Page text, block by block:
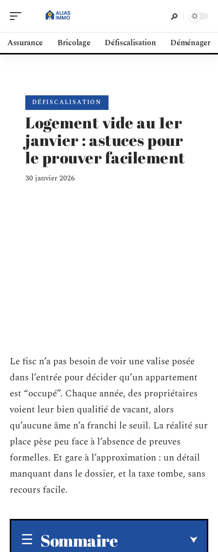
Assurance Bricolage Défiscalisation Déménager
DÉFISCALISATION
Logement vide au 1er
janvier : astuces pour
le prouver facilement
30 janvier 2026
Le fisc n’a pas besoin de voir une valise posée
dans l’entrée pour décider qu’un appartement
est “occupé”. Chaque année, des propriétaires
voient leur bien qualifié de vacant, alors
qu’aucune âme n’a franchi le seuil. La réalité sur
place pèse peu face à l’absence de preuves
formelles. Et gare à l’approximation : un détail
manquant dans le dossier, et la taxe tombe, sans
recours facile.
Sommaire